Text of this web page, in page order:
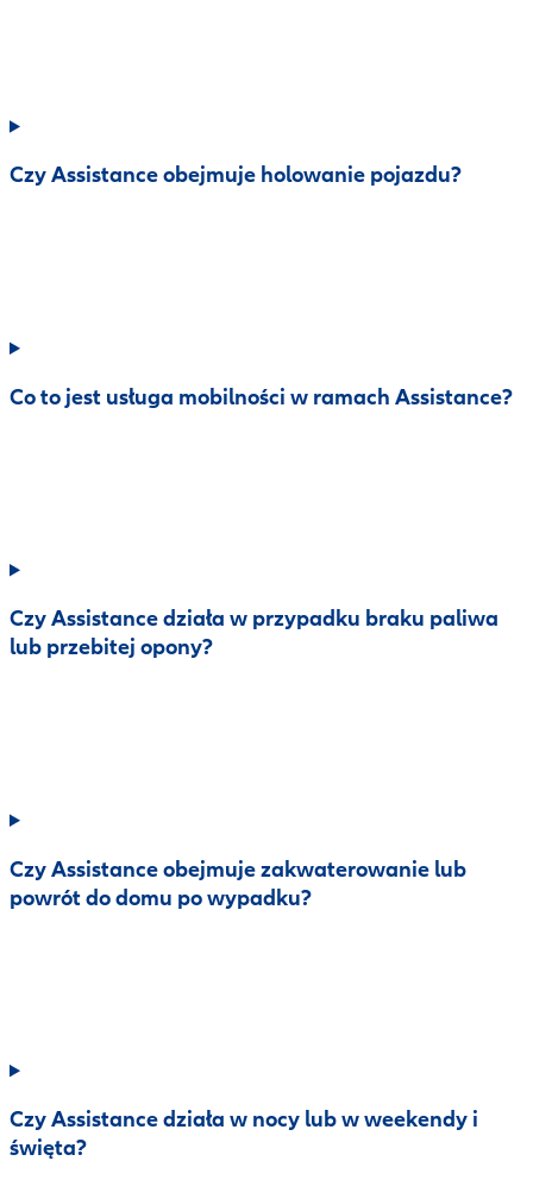
Czy Assistance obejmuje holowanie pojazdu?
Co to jest usługa mobilności w ramach Assistance?
Czy Assistance działa w przypadku braku paliwa
lub przebitej opony?
Czy Assistance obejmuje zakwaterowanie lub
powrót do domu po wypadku?
Czy Assistance działa w nocy lub w weekendy i
święta?